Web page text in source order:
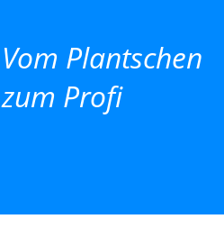
Vom Plantschen
zum Profi